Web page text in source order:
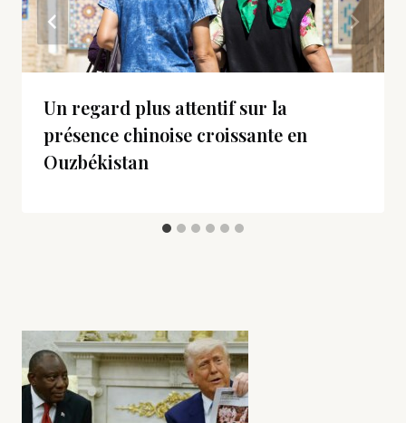
Un regard plus attentif sur la
présence chinoise croissante en
Ouzbékistan